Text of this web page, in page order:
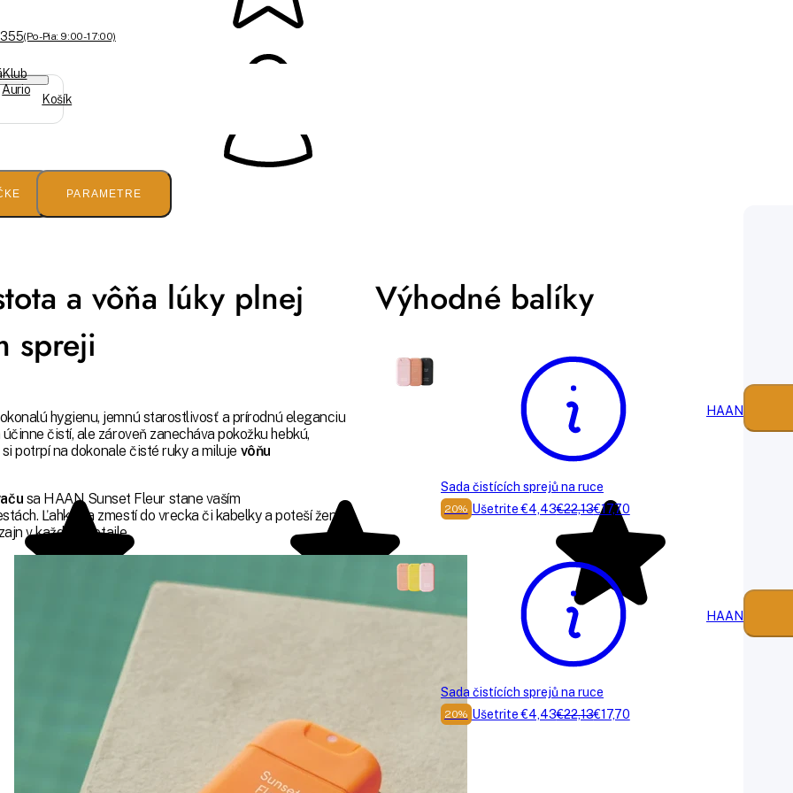
(Po-Pia: 9:00 - 17:00)
Košík
Klub
Aurio
PARAMETRE
a vôňa lúky plnej
spreji
hygienu, jemnú starostlivosť a prírodnú eleganciu
čistí, ale zároveň zanecháva pokožku hebkú,
potrpí na dokonale čisté ruky a miluje vôňu
sa HAAN Sunset Fleur stane vaším
Ľahko sa zmestí do vrecka či kabelky a poteší ženy
v každom detaile.
Výhodné balíky
HAAN
Sada čistících sprejů na ruce
20% Ušetrite €4,43€22,13€17,70
HAAN
Sada čistících sprejů na ruce
20% Ušetrite €4,43€22,13€17,70